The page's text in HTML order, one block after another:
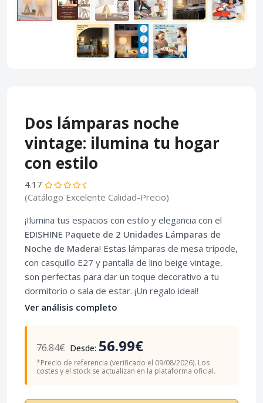
Dos lámparas noche
vintage: ilumina tu hogar
con estilo
4.17
(Catálogo Excelente Calidad-Precio)
¡Ilumina tus espacios con estilo y elegancia con el
EDISHINE Paquete de 2 Unidades Lámparas de
Noche de Madera! Estas lámparas de mesa trípode,
con casquillo E27 y pantalla de lino beige vintage,
son perfectas para dar un toque decorativo a tu
dormitorio o sala de estar. ¡Un regalo ideal!
Ver análisis completo
76.84€ Desde: 56.99€
*Precio de referencia (verificado el 09/08/2026). Los
costes y el stock se actualizan en la plataforma oficial.